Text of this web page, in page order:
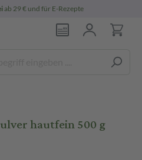
ab 29 € und für E-Rezepte
hautfein 500 g